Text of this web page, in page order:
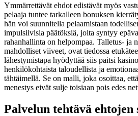
Ymmärrettävät ehdot edistävät myös
pelaaja tuntee tarkalleen bonuksen
hän voi suunnitella pelaamistaan
impulsiivisia päätöksiä, joita syntyy
rahanhallinta on helpompaa. Talletus- ja
mahdolliset viiveet, ovat tiedossa
lähestymistapa hyödyttää siis paitsi
henkilökohtaista taloudellista ja
tähtäimellä. Se on malli, joka osoittaa,
menestys eivät sulje toisiaan pois edes
Palvelun tehtävä ehtojen